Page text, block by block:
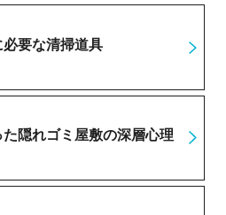
要な清掃道具
隠れゴミ屋敷の深層心理